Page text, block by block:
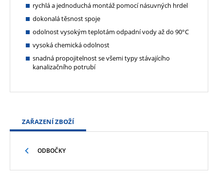
rychlá a jednoduchá montáž pomocí násuvných hrdel
dokonalá těsnost spoje
odolnost vysokým teplotám odpadní vody až do 90°C
vysoká chemická odolnost
snadná propojitelnost se všemi typy stávajícího
kanalizačního potrubí
ZAŘAZENÍ ZBOŽÍ
ODBOČKY